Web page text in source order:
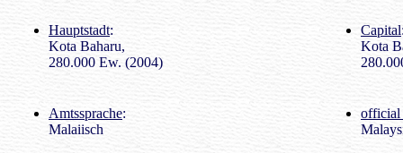
Hauptstadt:
Kota Baharu,
280.000 Ew. (2004)
Capital
Kota
Amtssprache:
Malaiisch
official